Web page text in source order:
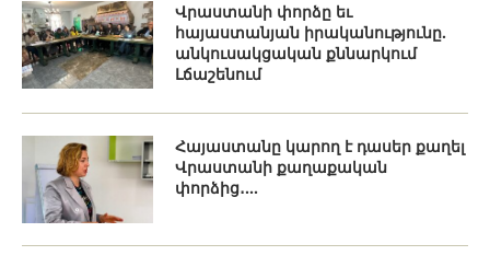
Վրաստանի փորձը եւ
հայաստանյան իրականությունը.
անկուսակցական քննարկում
Լճաշենում
Հայաստանը կարող է դասեր քաղել
Վրաստանի քաղաքական
փորձից․...